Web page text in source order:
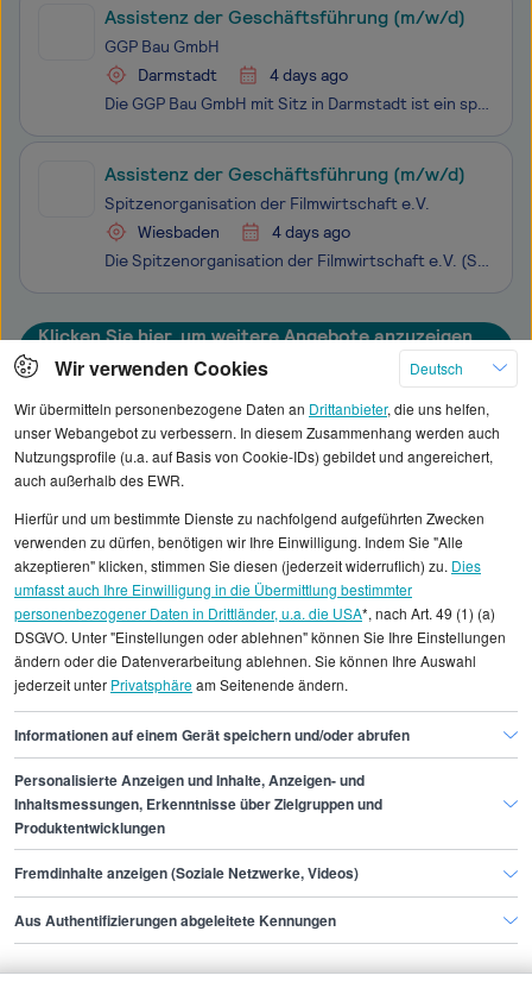
Assistenz der Geschäftsführung (m/w/d)
GGP Bau GmbH
Darmstadt
4 days ago
Die GGP Bau GmbH mit Sitz in Darmstadt ist ein spezialisiertes Bauunternehmen im Bereich energetischer Sanierungen. Als Schwesterunternehmen des Architekturbüros STUDIO GGP GmbH koordinieren wir zentrale Bauprojekte mit einem erfahrenen, interdisziplinären Team aus Beratung, Planung und Ausführung.
Assistenz der Geschäftsführung (m/w/d)
Spitzenorganisation der Filmwirtschaft e.V.
Wiesbaden
4 days ago
Die Spitzenorganisation der Filmwirtschaft e.V. (SPIO) vertritt die Interessen der deutschen Filmwirtschaft in den Sparten Filmproduktion, Filmverleih, Filmtheater und Audiovisuelle Medien. Als Dachverband von 15 Berufsverbänden repräsentiert sie mehr als 1.400 Mitgliedsfirmen. Ziel der SPIO ist es,
Klicken Sie hier, um weitere Angebote anzuzeigen
Alle angezeigten Gehaltsdaten beruhen auf
Durchschnittswerte und die Angaben können nicht
einzelnen Stellenangeboten zugeordnet werden.
Gehaltsinformationen
Administration
Referent/in des Vorstandes
Referent/in des Vorstandes Frankfurt am Main
Finde den Job,
der zu dir passt.
Bewerbende
Wir verwenden Cookies
Deutsch
Wir übermitteln personenbezogene Daten an Drittanbieter, die uns helfen,
unser Webangebot zu verbessern. In diesem Zusammenhang werden auch
Nutzungsprofile (u.a. auf Basis von Cookie-IDs) gebildet und angereichert,
auch außerhalb des EWR.
Hierfür und um bestimmte Dienste zu nachfolgend aufgeführten Zwecken
verwenden zu dürfen, benötigen wir Ihre Einwilligung. Indem Sie "Alle
akzeptieren" klicken, stimmen Sie diesen (jederzeit widerruflich) zu. Dies
umfasst auch Ihre Einwilligung in die Übermittlung bestimmter
personenbezogener Daten in Drittländer, u.a. die USA*, nach Art. 49 (1) (a)
DSGVO. Unter "Einstellungen oder ablehnen" können Sie Ihre Einstellungen
ändern oder die Datenverarbeitung ablehnen. Sie können Ihre Auswahl
jederzeit unter Privatsphäream Seitenende ändern.
Informationen auf einem Gerät speichern und/oder abrufen
Personalisierte Anzeigen und Inhalte, Anzeigen- und
Inhaltsmessungen, Erkenntnisse über Zielgruppen und
Produktentwicklungen
Fremdinhalte anzeigen (Soziale Netzwerke, Videos)
Aus Authentifizierungen abgeleitete Kennungen